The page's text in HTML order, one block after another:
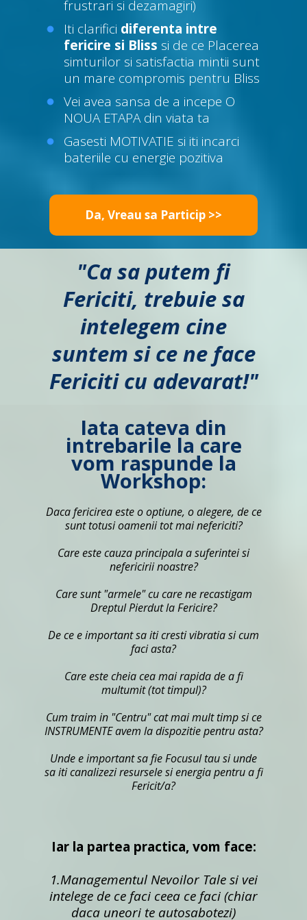
frustrari si dezamagiri)
Iti clarifici diferenta intre
fericire si Bliss si de ce Placerea
simturilor si satisfactia mintii sunt
un mare compromis pentru Bliss
Vei avea sansa de a incepe O
NOUA ETAPA din viata ta
Gasesti MOTIVATIE si iti incarci
bateriile cu energie pozitiva
Da, Vreau sa Particip >>
"Ca sa putem fi
Fericiti, trebuie sa
intelegem cine
suntem si ce ne face
Fericiti cu adevarat!"
Daca fericirea este o optiune, o alegere, de ce
sunt totusi oamenii tot mai nefericiti?
Care este cauza principala a suferintei si
nefericirii noastre?
Care sunt "armele" cu care ne recastigam
Dreptul Pierdut la Fericire?
De ce e important sa iti cresti vibratia si cum
faci asta?
Care este cheia cea mai rapida de a fi
multumit (tot timpul)?
Cum traim in "Centru" cat mai mult timp si ce
INSTRUMENTE avem la dispozitie pentru asta?
Unde e important sa fie Focusul tau si unde
sa iti canalizezi resursele si energia pentru a fi
Fericit/a?
Iar la partea practica, vom face:
1.Managementul Nevoilor Tale si vei
intelege de ce faci ceea ce faci (chiar
daca uneori te autosabotezi)
Iata cateva din
intrebarile la care
vom raspunde la
Workshop: